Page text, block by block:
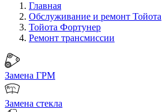
Главная
Обслуживание и ремонт Тойота
Тойота Фортунер
Ремонт трансмиссии
Замена ГРМ
Замена стекла